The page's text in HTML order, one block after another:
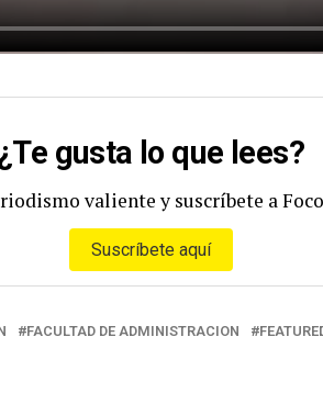
gusta lo que lees?
valiente y suscríbete a
Suscríbete aquí
FACULTAD DE ADMINISTRACION